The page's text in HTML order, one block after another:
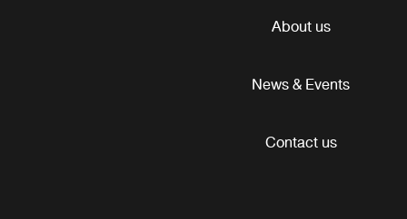
About us
News & Events
Contact us